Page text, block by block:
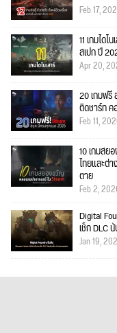
Feb 17,
11 เกมได
สเปก ปี
Apr 20,
20 เกมฟรี
ติดชาร์ท ค
Feb 11,
10 เกมสย
ไทยและต่
ตาย
Feb 2,
Digital
เช็ก DLC
Jan 19,